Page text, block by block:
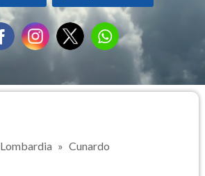
Lombardia Cunardo